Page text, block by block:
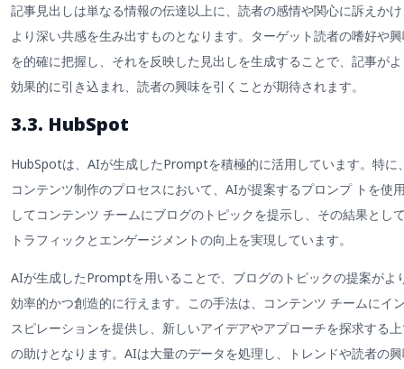
記事見出しは単なる情報の伝達以上に、読者の感情や関心に訴えか
より深い共感を生み出すものとなります。ターゲット読者の嗜好や
を的確に把握し、それを反映した見出しを生成することで、記事が
効果的に引き込まれ、読者の興味を引くことが期待されます。
3.3. HubSpot
HubSpotは、AIが生成したPromptを積極的に活用しています。特に
コンテンツ制作のプロセスにおいて、AIが提案するプロンプ トを使
してコンテンツ チームにブログのトピックを提示し、その結果とし
トラフィックとエンゲージメントの向上を実現しています。
AIが生成したPromptを用いることで、ブログのトピックの提案がよ
効率的かつ創造的に行えます。この手法は、コンテンツ チームにイ
スピレーションを提供し、新しいアイデアやアプローチを探求する
の助けとなります。AIは大量のデータを処理し、トレンドや読者の